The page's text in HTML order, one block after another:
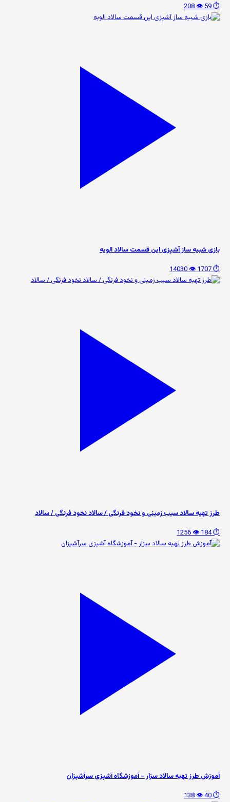
⏱️ 59
👁️ 208
بازی شبیه ساز آشپزی این قسمت سالاد الویه
⏱️ 1707
👁️ 14030
طرز تهیه سالاد سیب زمینی و نخود فرنگی / سالاد نخود فرنگی / سالاد
⏱️ 184
👁️ 1256
آموزش طرز تهیه سالاد سزار - آموزشگاه آشپزی سرآشپزان
⏱️ 40
👁️ 138